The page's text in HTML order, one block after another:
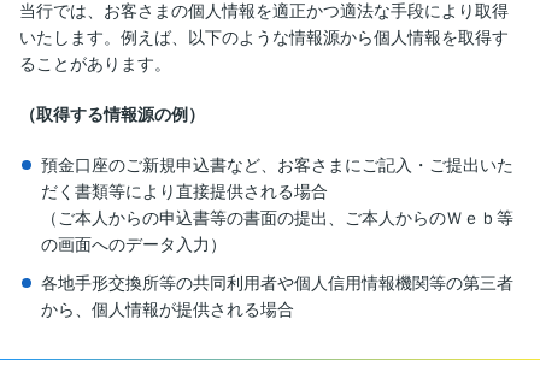
当行では、お客さまの個人情報を適正かつ適法な手段により取得
いたします。例えば、以下のような情報源から個人情報を取得す
ることがあります。
（取得する情報源の例）
預金口座のご新規申込書など、お客さまにご記入・ご提出いた
だく書類等により直接提供される場合
（ご本人からの申込書等の書面の提出、ご本人からのＷｅｂ等
の画面へのデータ入力）
各地手形交換所等の共同利用者や個人信用情報機関等の第三者
から、個人情報が提供される場合